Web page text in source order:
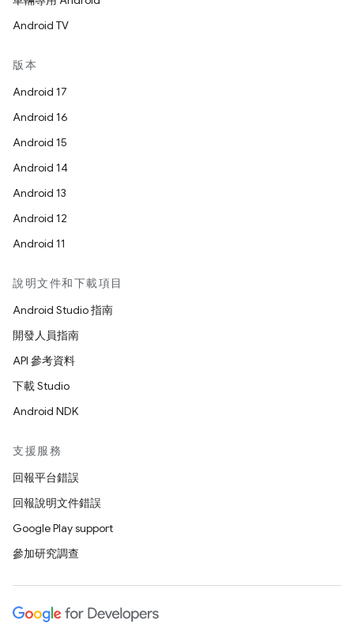
Android TV
版本
Android 17
Android 16
Android 15
Android 14
Android 13
Android 12
Android 11
說明文件和下載項目
Android Studio 指南
開發人員指南
API 參考資料
下載 Studio
Android NDK
支援服務
回報平台錯誤
回報說明文件錯誤
Google Play support
參加研究調查